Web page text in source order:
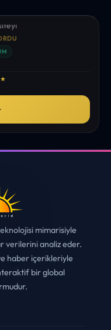
ilk defa bu denli bir
tebrikler. sitede
emeğine saglık”
mimarisiyle
verilerini analiz eder.
haber içerikleriyle
bir global